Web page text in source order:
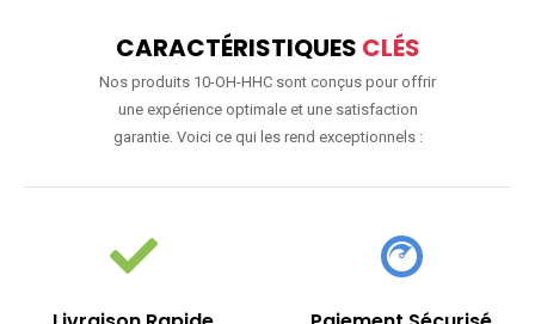
CARACTÉRISTIQUES CLÉS
Nos produits 10-OH-HHC sont conçus pour offrir
une expérience optimale et une satisfaction
garantie. Voici ce qui les rend exceptionnels :